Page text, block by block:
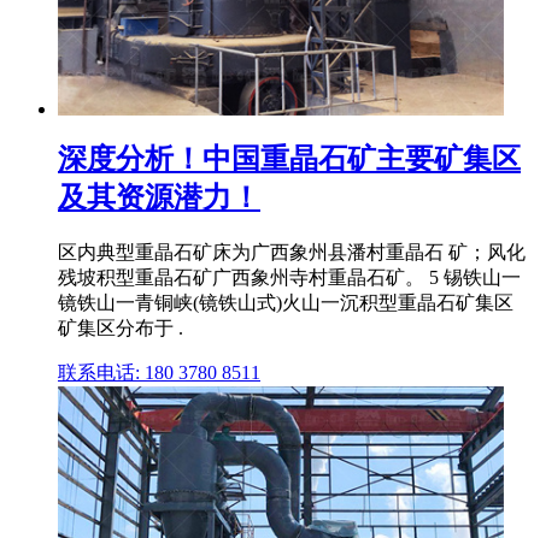
深度分析！中国重晶石矿主要矿集区
及其资源潜力！
区内典型重晶石矿床为广西象州县潘村重晶石 矿；风化
残坡积型重晶石矿广西象州寺村重晶石矿。 5 锡铁山一
镜铁山一青铜峡(镜铁山式)火山一沉积型重晶石矿集区
矿集区分布于 .
联系电话: 180 3780 8511